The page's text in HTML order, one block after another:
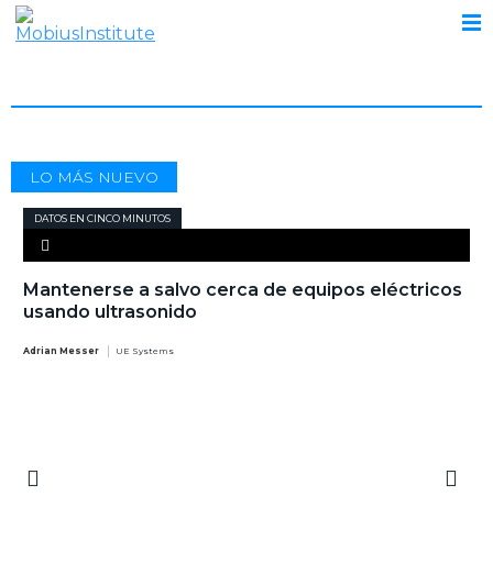
LO MÁS NUEVO
DATOS EN CINCO MINUTOS
Mantenerse a salvo cerca de equipos eléctricos
usando ultrasonido
Adrian Messer UE Systems